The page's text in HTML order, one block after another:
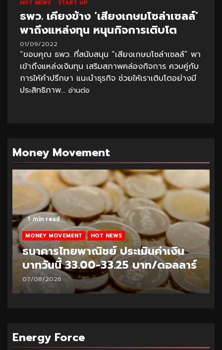
HOT NEWS START UP
ธพว. เคียงข้าง ‘เสียงเกษมโซล่าเซลล์’
พาถึงแหล่งทุน หนุนกิจการเติบโต
01/09/2022
“ขอบคุณ ธพว. ที่สนับสนุน “เสียงเกษมโซล่าเซลล์” พา
เข้าถึงแหล่งเงินทุน เสริมสภาพคล่องกิจการ ควบคู่กับ
การให้คำปรึกษา แนะนำธุรกิจ ช่วยให้เราเติบโตอย่างมี
ประสิทธิภาพ... อ่านต่อ
Money Movement
1 min read
MONEY MOVEMENT HOT NEWS
ธนาคารไทยพาณิชย์ ประเมินค่าเงิน
บาทวันนี้ 32.95-33.20 บาท/ดอลลาร์
06/08/2026
Energy Force